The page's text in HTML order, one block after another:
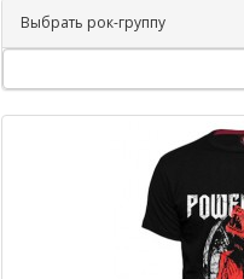
Выбрать рок-группу